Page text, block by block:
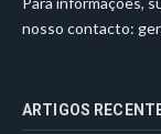
nosso contacto:
ARTIGOS